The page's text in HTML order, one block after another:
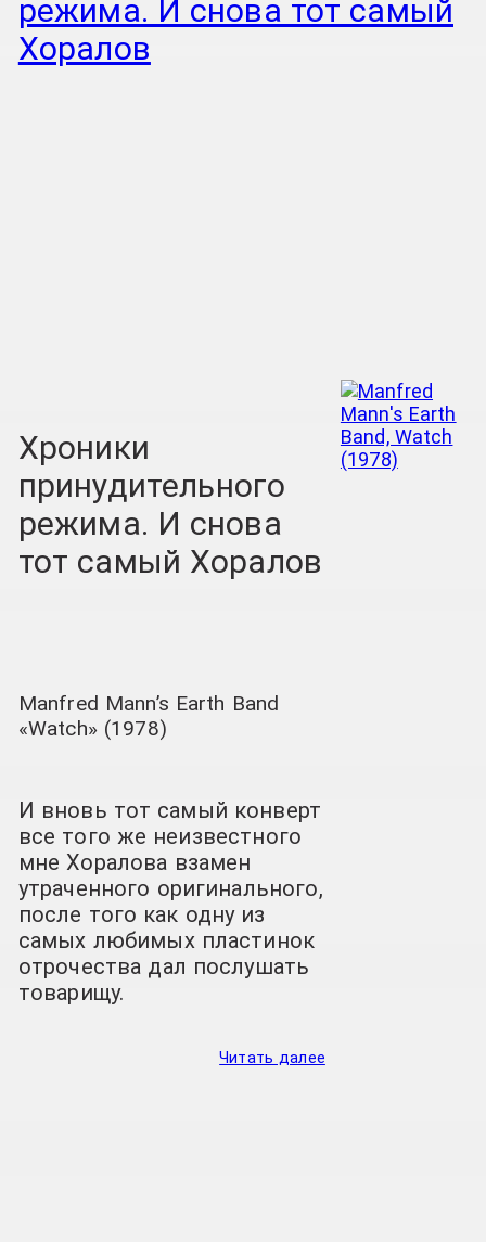
режима. И снова тот самый
Хоралов
Хроники
принудительного
режима. И снова
тот самый Хоралов
Manfred Mann’s Earth Band
«Watch» (1978)
И вновь тот самый конверт
все того же неизвестного
мне Хоралова взамен
утраченного оригинального,
после того как одну из
самых любимых пластинок
отрочества дал послушать
товарищу.
Читать далее